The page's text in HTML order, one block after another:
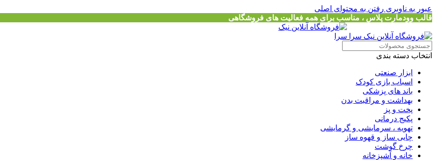
عبور به ناوبری رفتن به محتوای اصلی
قالب وودمارت پلاس ، مناسب برای همه فعالیت های فروشگاهی
انتخاب دسته بندی
ابزار صنعتی
اسباب بازی کودک
باند های پزشکی
بهداشت و مراقبت بدن
پخت و پز
پکیج درمانی
تهویه ، سرمایشی و گرمایشی
چایی ساز و قهوه ساز
چرخ گوشت
خانه و آشپزخانه